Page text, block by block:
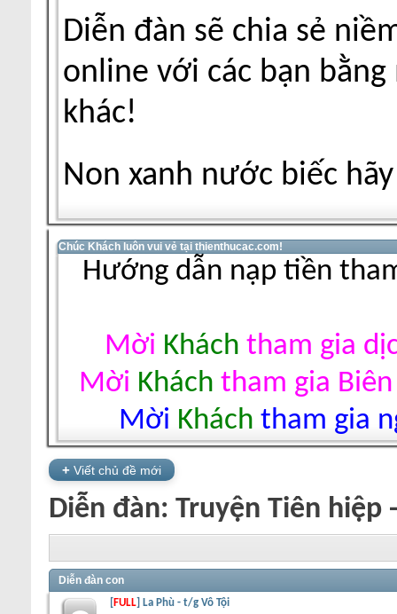
Diễn đàn sẽ chia sẻ
online với các bạn
khác!
Non xanh nước biếc
Chúc Khách luôn vui vẻ tại thienthucac.com!
Hướng dẫn nạp tiền
Mời Khách tham gia
Mời Khách tham gia
Mời Khách tham gia
+ Viết chủ đề mới
Diễn đàn: Truyện Tiên hiệp
Diễn đàn con
[ FULL] La Phù - t/g Vô Tội